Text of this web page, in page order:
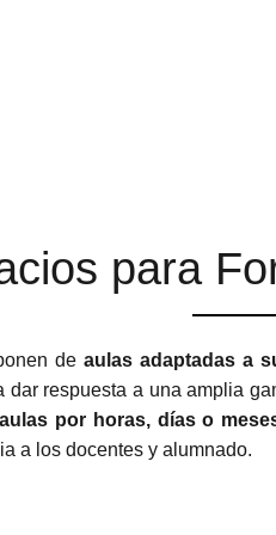
para
de aulas adaptadas a
dar respuesta a una amplia
por horas, días o
a los docentes y alumnado.